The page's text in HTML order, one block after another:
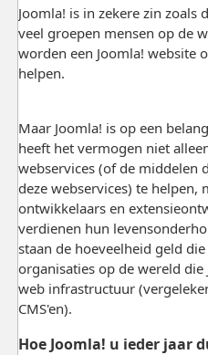
Joomla! is in zekere zin zoals
veel groepen mensen op de
worden een Joomla! website
helpen.
Maar Joomla! is op een
heeft het vermogen niet
webservices (of de middelen
deze webservices) te
ontwikkelaars en
verdienen hun
staan de hoeveelheid geld
organisaties op de wereld
web infrastructuur
CMS'en).
Hoe Joomla! u ieder jaar